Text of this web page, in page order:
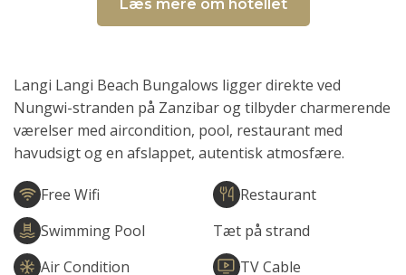
Læs mere om hotellet
Langi Langi Beach Bungalows ligger direkte ved
Nungwi-stranden på Zanzibar og tilbyder charmerende
værelser med aircondition, pool, restaurant med
havudsigt og en afslappet, autentisk atmosfære.
Free Wifi
Restaurant
Swimming Pool
Tæt på strand
Air Condition
TV Cable